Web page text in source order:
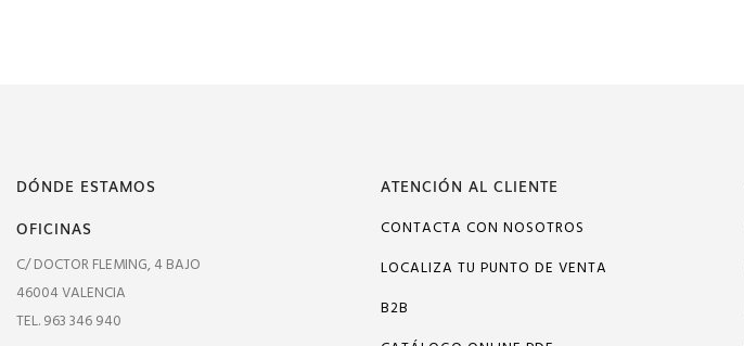
DÓNDE ESTAMOS
OFICINAS
C/ DOCTOR FLEMING, 4 BAJO
46004 VALENCIA
TEL. 963 346 940
ATENCIÓN AL CLIENTE
CONTACTA CON NOSOTROS
LOCALIZA TU PUNTO DE VENTA
B2B